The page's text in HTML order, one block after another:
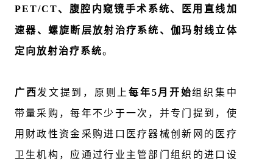
PET/CT、 腹腔内窥镜手术系统、 医用直线加
速器、 螺旋断层放射治疗系统、伽玛射线立体
定向放射治疗系统。
广西发文提到，原则上每年5月开始组织集中
带量采购，每年不少于一次，并专门提到， 使
用财政性资金采购进口医疗器械创新网的医疗
卫生机构 ，应通过行业主管部门组织的进口设